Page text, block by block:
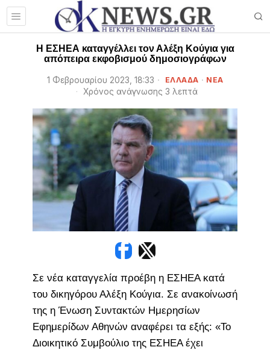
Η ΕΣΗΕΑ καταγγέλλει τον Αλέξη Κούγια για
απόπειρα εκφοβισμού δημοσιογράφων
1 Φεβρουαρίου 2023, 18:33 ΕΛΛΑΔΑ · ΝΕΑ
Χρόνος ανάγνωσης 3 λεπτά
Σε νέα καταγγελία προέβη η ΕΣΗΕΑ κατά
του δικηγόρου Αλέξη Κούγια. Σε ανακοίνωσή
της η Ένωση Συντακτών Ημερησίων
Εφημερίδων Αθηνών αναφέρει τα εξής: «Το
Διοικητικό Συμβούλιο της ΕΣΗΕΑ έχει